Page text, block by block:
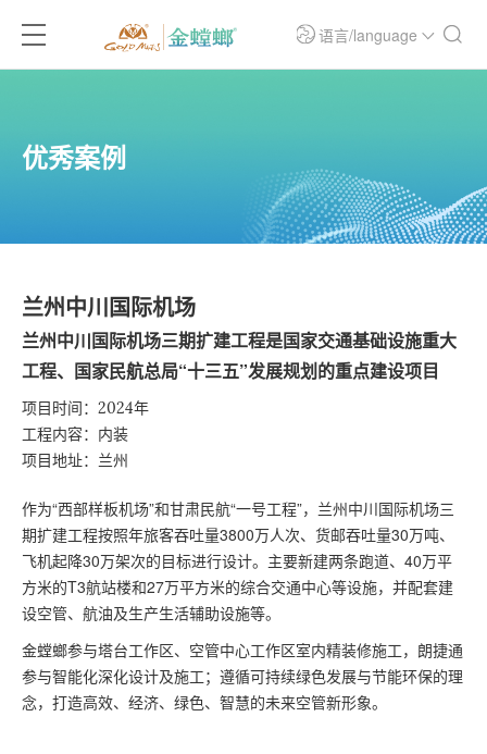
语言/language
优秀案例
兰州中川国际机场
兰州中川国际机场三期扩建工程是国家交通基础设施重大
工程、国家民航总局“十三五”发展规划的重点建设项目
项目时间：2024年
工程内容：内装
项目地址：兰州
作为“西部样板机场”和甘肃民航“一号工程”，兰州中川国际机场三
期扩建工程按照年旅客吞吐量3800万人次、货邮吞吐量30万吨、
飞机起降30万架次的目标进行设计。主要新建两条跑道、40万平
方米的T3航站楼和27万平方米的综合交通中心等设施，并配套建
设空管、航油及生产生活辅助设施等。
金螳螂参与塔台工作区、空管中心工作区室内精装修施工，朗捷通
参与智能化深化设计及施工；遵循可持续绿色发展与节能环保的理
念，打造高效、经济、绿色、智慧的未来空管新形象。